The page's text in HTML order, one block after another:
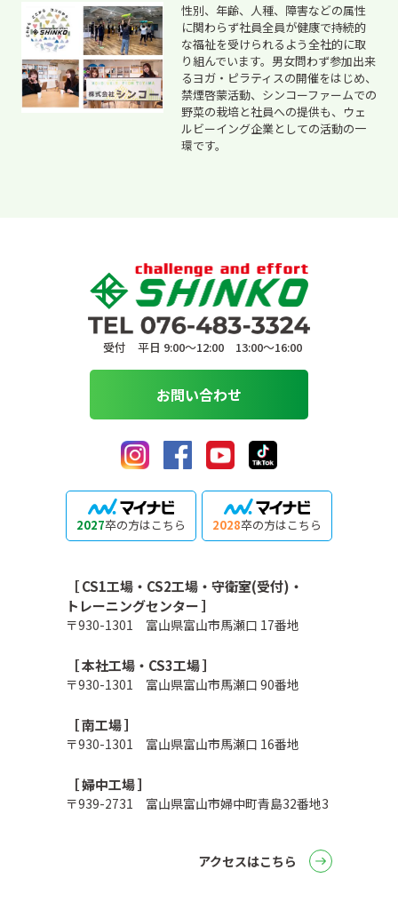
性別、年齢、人種、障害などの属性
に関わらず社員全員が健康で持続的
な福祉を受けられるよう全社的に取
り組んでいます。男女問わず参加出来
るヨガ・ピラティスの開催をはじめ、
禁煙啓蒙活動、シンコーファームでの
野菜の栽培と社員への提供も、ウェ
ルビーイング企業としての活動の一
環です。
受付 平日 9:00〜12:00 13:00〜16:00
お問い合わせ
2027卒の方はこちら 2028卒の方はこちら
［ CS1工場・CS2工場・守衛室(受付)・
トレーニングセンター ］
〒930-1301 富山県富山市馬瀬口 17番地
［ 本社工場・CS3工場 ］
〒930-1301 富山県富山市馬瀬口 90番地
［ 南工場 ］
〒930-1301 富山県富山市馬瀬口 16番地
［ 婦中工場 ］
〒939-2731 富山県富山市婦中町青島32番地3
アクセスはこちら